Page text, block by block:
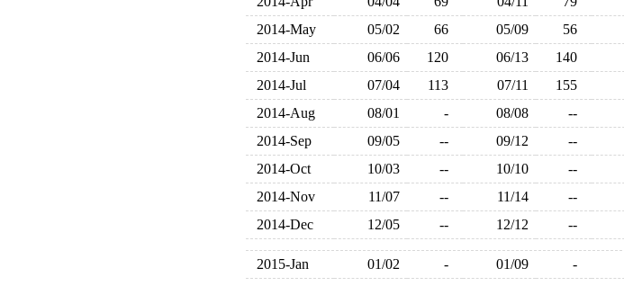
2014-May
05/02 66 05/09 56
2014-Jun
06/06 120 06/13 140
2014-Jul
07/04 113 07/11 155
2014-Aug
08/01 - 08/08 --
2014-Sep
09/05 -- 09/12 --
2014-Oct
10/03 -- 10/10 --
2014-Nov
11/07 -- 11/14 --
2014-Dec
12/05 -- 12/12 --
2015-Jan 01/02 - 01/09 -